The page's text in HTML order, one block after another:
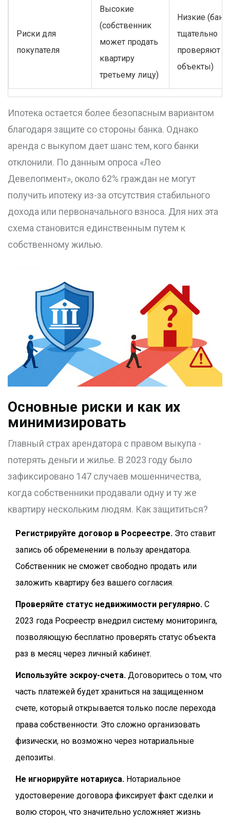
Риски для
покупателя
Высокие
(собственник
может продать
квартиру
третьему лицу)
Низкие
тщательно
проверяют
объекты)
Ипотека остается более безопасным вариантом
благодаря защите со стороны банка. Однако
аренда с выкупом дает шанс тем, кого банки
отклонили. По данным опроса «Лео
Девелопмент», около 62% граждан не могут
получить ипотеку из-за отсутствия стабильного
дохода или первоначального взноса. Для них эта
схема становится единственным путем к
собственному жилью.
Основные риски и как их
минимизировать
Главный страх арендатора с правом выкупа -
потерять деньги и жилье. В 2023 году было
зафиксировано 147 случаев мошенничества,
когда собственники продавали одну и ту же
квартиру нескольким людям. Как защититься?
Регистрируйте договор в Росреестре. Это ставит
запись об обременении в пользу арендатора.
Собственник не сможет свободно продать или
заложить квартиру без вашего согласия.
Проверяйте статус недвижимости регулярно. С
2023 года Росреестр внедрил систему мониторинга,
позволяющую бесплатно проверять статус объекта
раз в месяц через личный кабинет.
Используйте эскроу-счета. Договоритесь о том, что
часть платежей будет храниться на защищенном
счете, который открывается только после перехода
права собственности. Это сложно организовать
физически, но возможно через нотариальные
депозиты.
Не игнорируйте нотариуса. Нотариальное
удостоверение договора фиксирует факт сделки и
волю сторон, что значительно усложняет жизнь